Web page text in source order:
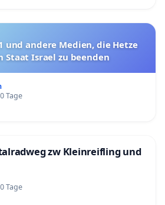
und andere Medien, die Hetze
Staat Israel zu beenden
Tage
zw Kleinreifling und
Tage